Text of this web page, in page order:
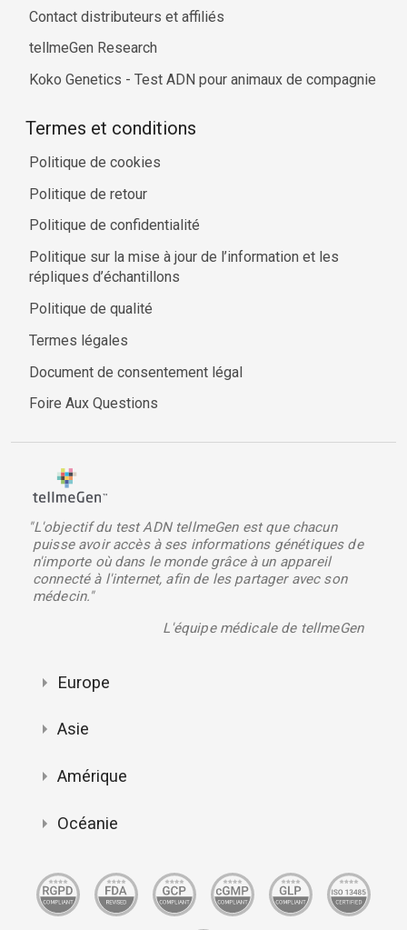
Contact distributeurs et affiliés
tellmeGen Research
Koko Genetics - Test ADN pour animaux de compagnie
Termes et conditions
Politique de cookies
Politique de retour
Politique de confidentialité
Politique sur la mise à jour de l’information et les
répliques d’échantillons
Politique de qualité
Termes légales
Document de consentement légal
Foire Aux Questions
"L'objectif du test ADN tellmeGen est que chacun
puisse avoir accès à ses informations génétiques de
n'importe où dans le monde grâce à un appareil
connecté à l'internet, afin de les partager avec son
médecin."
L'équipe médicale de tellmeGen
Europe
Asie
Amérique
Océanie